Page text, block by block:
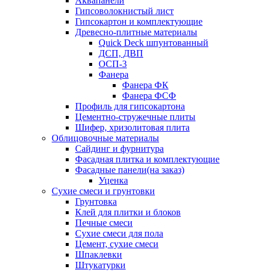
Гипсоволокнистый лист
Гипсокартон и комплектующие
Древесно-плитные материалы
Quick Deck шпунтованный
ДСП, ДВП
ОСП-3
Фанера
Фанера ФК
Фанера ФСФ
Профиль для гипсокартона
Цементно-стружечные плиты
Шифер, хризолитовая плита
Облицовочные материалы
Сайдинг и фурнитура
Фасадная плитка и комплектующие
Фасадные панели(на заказ)
Уценка
Сухие смеси и грунтовки
Грунтовка
Клей для плитки и блоков
Печные смеси
Сухие смеси для пола
Цемент, сухие смеси
Шпаклевки
Штукатурки